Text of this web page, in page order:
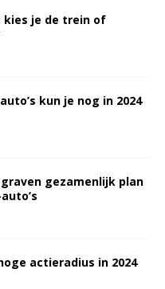
kies je de trein of
kun je nog in 2024
gezamenlijk plan
actieradius in 2024